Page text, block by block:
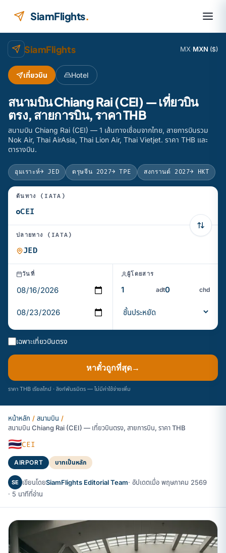
SiamFlights.
SiamFlights MX·MXN ($)
เที่ยวบิน Hotel
สนามบิน Chiang Rai (CEI) — เที่ยวบิน
ตรง, สายการบิน, ราคา THB
สนามบิน Chiang Rai (CEI) — 1 เส้นทางเชื่อมจากไทย, สายการบินรวม
Nok Air, Thai AirAsia, Thai Lion Air, Thai Vietjet. ราคา THB และ
ตารางบิน.
อุมเราะห์→ JED ตรุษจีน 2027→ TPE สงกรานต์ 2027→ HKT
ต้นทาง (IATA)
ปลายทาง (IATA)
วันที่ ผู้โดยสาร
adt chd
เฉพาะเที่ยวบินตรง
หาตั๋วถูกที่สุด→
ราคา THB เรียลไทม์ · ลิงก์พันธมิตร — ไม่มีค่าใช้จ่ายเพิ่ม
หน้าหลัก / สนามบิน /
สนามบิน Chiang Rai (CEI) — เที่ยวบินตรง, สายการบิน, ราคา THB
🇹🇭CEI
AIRPORT บาทเป็นหลัก
SE เขียนโดยSiamFlights Editorial Team· อัปเดตเมื่อ พฤษภาคม 2569
· 5 นาทีที่อ่าน